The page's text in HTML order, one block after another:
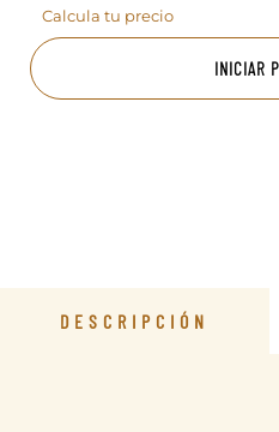
Calcula tu precio
INICIAR
DESCRIPCIÓN